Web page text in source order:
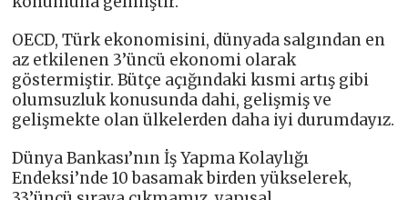
OECD, Türk ekonomisini, dünyada salgından en
az etkilenen 3’üncü ekonomi olarak
göstermiştir. Bütçe açığındaki kısmi artış gibi
olumsuzluk konusunda dahi, gelişmiş ve
gelişmekte olan ülkelerden daha iyi durumdayız.
Dünya Bankası’nın İş Yapma Kolaylığı
Endeksi’nde 10 basamak birden yükselerek,